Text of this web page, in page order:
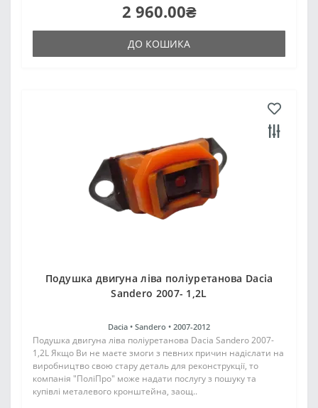
2 960.00₴
ДО КОШИКА
Подушка двигуна ліва поліуретанова Dacia
Sandero 2007- 1,2L
Dacia • Sandero • 2007-2012
Подушка двигуна ліва поліуретанова Dacia Sandero 2007-
1,2L Якщо Ви не маєте змоги з певних причин надіслати на
виробництво свою стару деталь для реконструкції, то
компанія "ПоліПро" може надати послугу з пошуку та
купівлі металевого кронштейна, заощ..